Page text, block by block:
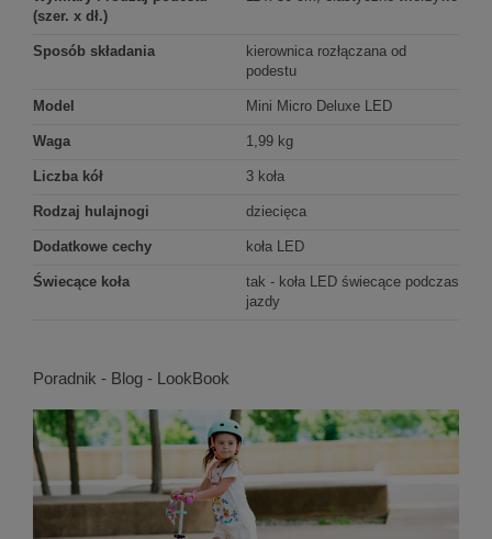
(szer. x dł.)
Sposób składania
kierownica rozłączana od
podestu
Model Mini Micro Deluxe LED
Waga 1,99 kg
Liczba kół 3 koła
Rodzaj hulajnogi dziecięca
Dodatkowe cechy koła LED
Świecące koła
tak - koła LED świecące podczas
jazdy
Poradnik - Blog - LookBook